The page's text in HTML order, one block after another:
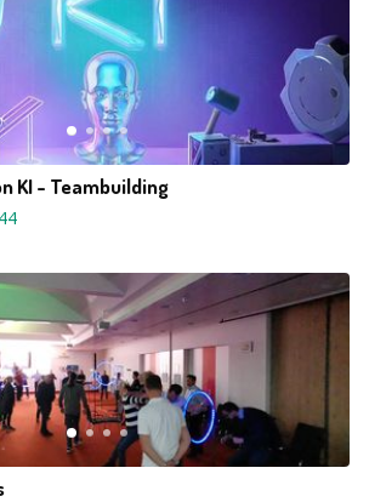
KI - Teambuilding